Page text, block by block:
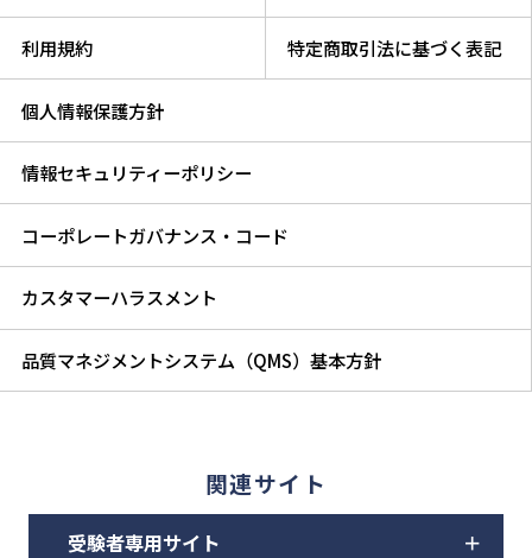
利用規約 特定商取引法に基づく表記
個人情報保護方針
情報セキュリティーポリシー
コーポレートガバナンス・コード
カスタマーハラスメント
品質マネジメントシステム（QMS）基本方針
関連サイト
受験者専用サイト